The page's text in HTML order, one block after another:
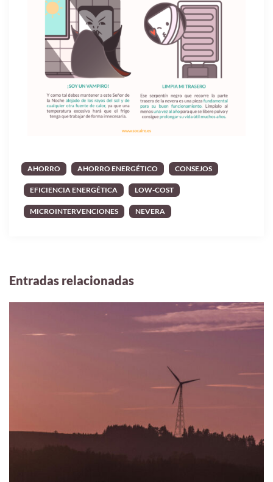
AHORRO AHORRO ENERGÉTICO CONSEJOS
EFICIENCIA ENERGÉTICA LOW-COST
MICROINTERVENCIONES NEVERA
Entradas relacionadas